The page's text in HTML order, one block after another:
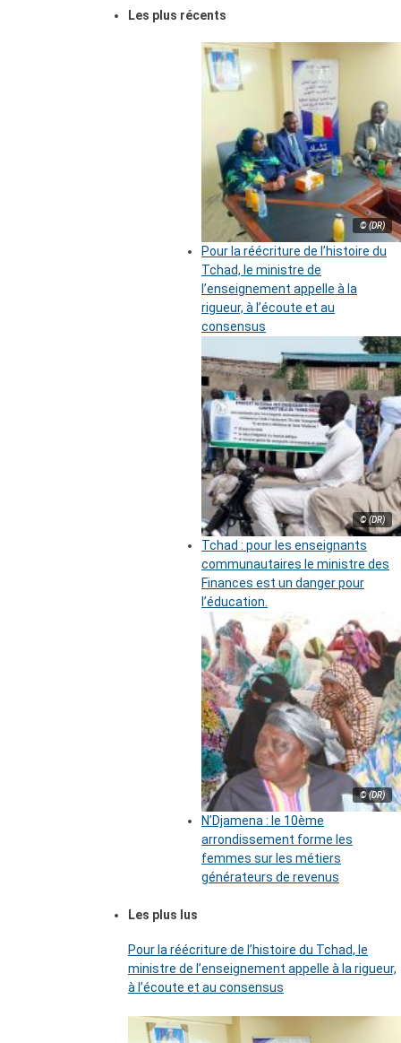
Les plus récents
© (DR)
Pour la réécriture de l’histoire du
Tchad, le ministre de
l’enseignement appelle à la
rigueur, à l’écoute et au
consensus
© (DR)
Tchad : pour les enseignants
communautaires le ministre des
Finances est un danger pour
l’éducation.
© (DR)
N’Djamena : le 10ème
arrondissement forme les
femmes sur les métiers
générateurs de revenus
Les plus lus
Pour la réécriture de l’histoire du Tchad, le
ministre de l’enseignement appelle à la rigueur,
à l’écoute et au consensus